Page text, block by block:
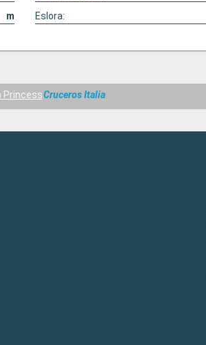
m Eslora:
PrincessCruceros Italia